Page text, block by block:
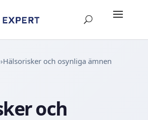
›Hälsorisker och osynliga ämnen
och